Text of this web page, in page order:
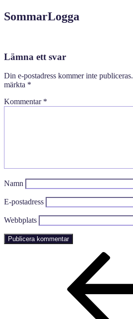
SommarLogga
Lämna ett svar
Din e-postadress kommer inte publiceras.
märkta *
Kommentar *
Namn
E-postadress
Webbplats
Inläggsnavigering